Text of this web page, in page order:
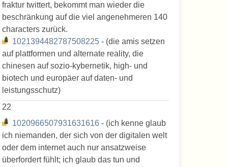
fraktur twittert, bekommt man wieder die
beschränkung auf die viel angenehmeren 140
characters zurück.
1021394482787508225- (die amis setzen
auf plattformen und alternate reality, die
chinesen auf sozio-kybernetik, high- und
biotech und europäer auf daten- und
leistungsschutz)
22
1020966507931631616- (ich kenne glaub
ich niemanden, der sich von der digitalen welt
oder dem internet auch nur ansatzweise
überfordert fühlt; ich glaub das tun und